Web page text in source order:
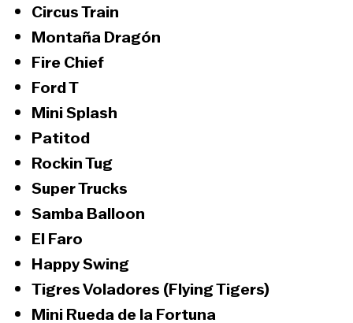
Circus Train
Montaña Dragón
Fire Chief
Ford T
Mini Splash
Patitod
Rockin Tug
Super Trucks
Samba Balloon
El Faro
Happy Swing
Tigres Voladores (Flying Tigers)
Mini Rueda de la Fortuna